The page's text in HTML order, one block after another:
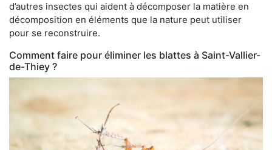
d’autres insectes qui aident à décomposer la matière en
décomposition en éléments que la nature peut utiliser
pour se reconstruire.
Comment faire pour éliminer les blattes à Saint-Vallier-
de-Thiey ?